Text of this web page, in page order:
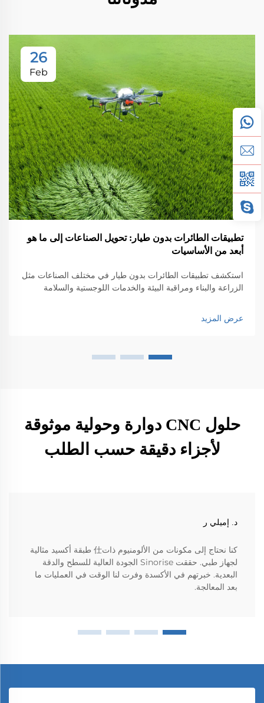
26
Feb
تطبيقات الطائرات بدون طيار: تحويل الصناعات إلى ما هو
أبعد من الأساسيات
استكشف تطبيقات الطائرات بدون طيار في مختلف الصناعات مثل
الزراعة والبناء ومراقبة البيئة والخدمات اللوجستية والسلامة
عرض المزيد
حلول CNC دوارة وحولية موثوقة
لأجزاء دقيقة حسب الطلب
د. إميلي ر
كنا نحتاج إلى مكونات من الألومنيوم ذات仕 طبقة أكسيد مثالية
لجهاز طبي. حققت Sinorise الجودة العالية للسطح والدقة
البعدية. خبرتهم في الأكسدة وفرت لنا الوقت في العمليات ما
بعد المعالجة.